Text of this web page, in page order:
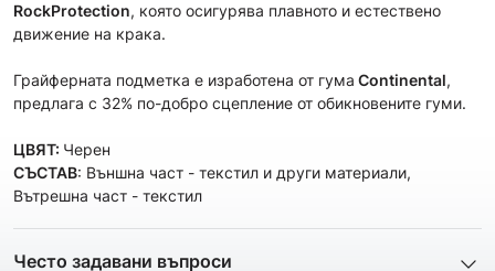
RockProtection, която осигурява плавното и естествено
движение на крака.
Грайферната подметка е изработена от гума Continental,
предлага с 32% по-добро сцепление от обикновените гуми.
ЦВЯТ: Черен
СЪСТАВ: Външна част - текстил и други материали,
Вътрешна част - текстил
Често задавани въпроси